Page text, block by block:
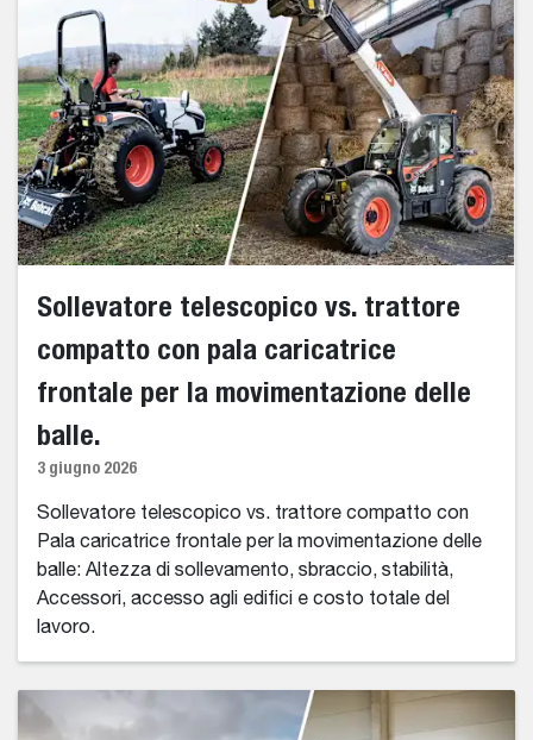
Sollevatore telescopico vs. trattore
compatto con pala caricatrice
frontale per la movimentazione delle
balle.
3 giugno 2026
Sollevatore telescopico vs. trattore compatto con
Pala caricatrice frontale per la movimentazione delle
balle: Altezza di sollevamento, sbraccio, stabilità,
Accessori, accesso agli edifici e costo totale del
lavoro.